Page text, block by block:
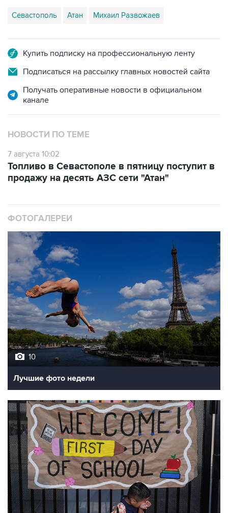
Севастополь Атан Михаил Развожаев
Купить подписку на профессиональную ленту
Подписаться на рассылку главных новостей сайта
Получать оперативные новости в официальном
канале
НОВОСТИ ПО ТЕМЕ
7 августа 10:02
Топливо в Севастополе в пятницу поступит в
продажу на десять АЗС сети "Атан"
ФОТОГАЛЕРЕИ
10
Лучшие фото недели